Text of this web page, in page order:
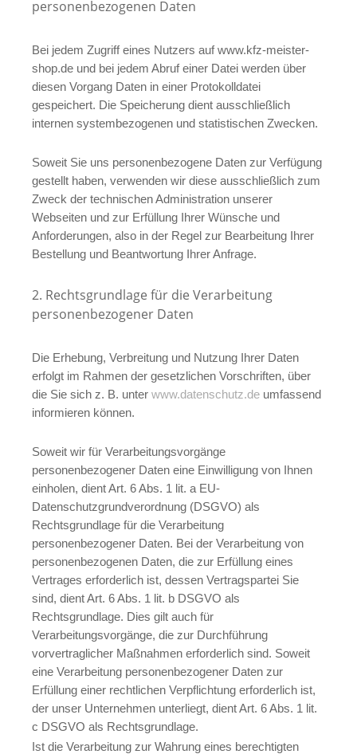
personenbezogenen Daten
Bei jedem Zugriff eines Nutzers auf www.kfz-meister-
shop.de und bei jedem Abruf einer Datei werden über
diesen Vorgang Daten in einer Protokolldatei
gespeichert. Die Speicherung dient ausschließlich
internen systembezogenen und statistischen Zwecken.
Soweit Sie uns personenbezogene Daten zur Verfügung
gestellt haben, verwenden wir diese ausschließlich zum
Zweck der technischen Administration unserer
Webseiten und zur Erfüllung Ihrer Wünsche und
Anforderungen, also in der Regel zur Bearbeitung Ihrer
Bestellung und Beantwortung Ihrer Anfrage.
2. Rechtsgrundlage für die Verarbeitung
personenbezogener Daten
Die Erhebung, Verbreitung und Nutzung Ihrer Daten
erfolgt im Rahmen der gesetzlichen Vorschriften, über
die Sie sich z. B. unter www.datenschutz.de umfassend
informieren können.
Soweit wir für Verarbeitungsvorgänge
personenbezogener Daten eine Einwilligung von Ihnen
einholen, dient Art. 6 Abs. 1 lit. a EU-
Datenschutzgrundverordnung (DSGVO) als
Rechtsgrundlage für die Verarbeitung
personenbezogener Daten. Bei der Verarbeitung von
personenbezogenen Daten, die zur Erfüllung eines
Vertrages erforderlich ist, dessen Vertragspartei Sie
sind, dient Art. 6 Abs. 1 lit. b DSGVO als
Rechtsgrundlage. Dies gilt auch für
Verarbeitungsvorgänge, die zur Durchführung
vorvertraglicher Maßnahmen erforderlich sind. Soweit
eine Verarbeitung personenbezogener Daten zur
Erfüllung einer rechtlichen Verpflichtung erforderlich ist,
der unser Unternehmen unterliegt, dient Art. 6 Abs. 1 lit.
c DSGVO als Rechtsgrundlage.
Ist die Verarbeitung zur Wahrung eines berechtigten